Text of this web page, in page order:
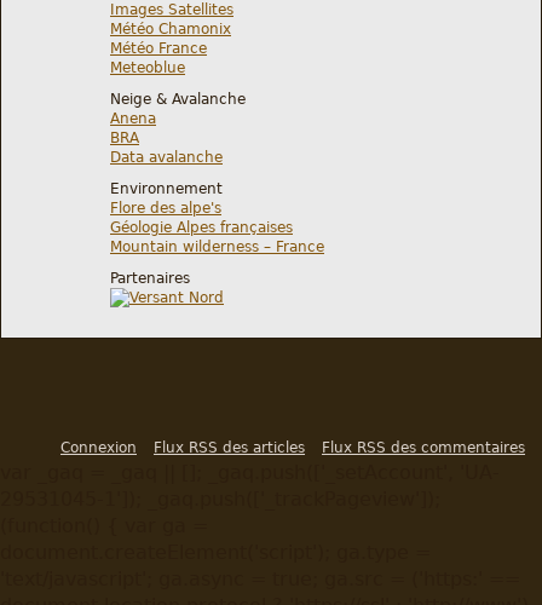
Images Satellites
Météo Chamonix
Météo France
Meteoblue
Neige & Avalanche
Anena
BRA
Data avalanche
Environnement
Flore des alpe's
Géologie Alpes françaises
Mountain wilderness – France
Partenaires
Connexion Flux RSS des articles Flux RSS des commentaires